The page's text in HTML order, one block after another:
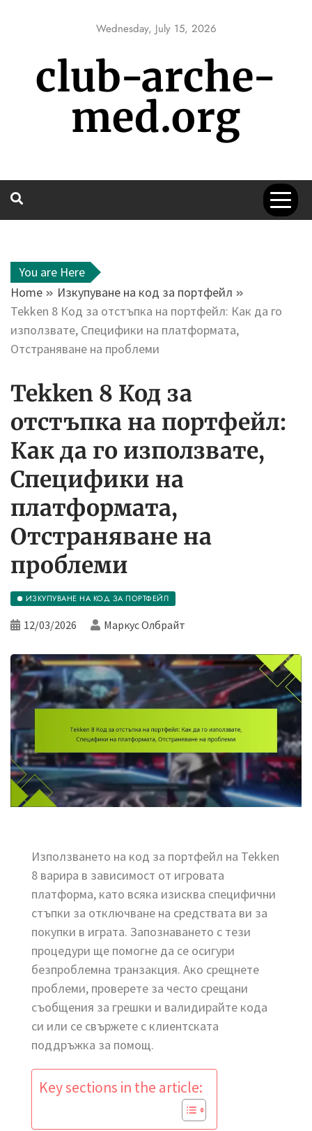
Wednesday, July 15, 2026
club-arche-
med.org
You are Here
Home
Изкупуване на код за портфейл
Tekken 8 Код за отстъпка на портфейл: Как да го
използвате, Специфики на платформата,
Отстраняване на проблеми
Tekken 8 Код за
отстъпка на портфейл:
Как да го използвате,
Специфики на
платформата,
Отстраняване на
проблеми
ИЗКУПУВАНЕ НА КОД ЗА ПОРТФЕЙЛ
12/03/2026 Маркус Олбрайт
Използването на код за портфейл на Tekken
8 варира в зависимост от игровата
платформа, като всяка изисква специфични
стъпки за отключване на средствата ви за
покупки в играта. Запознаването с тези
процедури ще помогне да се осигури
безпроблемна транзакция. Ако срещнете
проблеми, проверете за често срещани
съобщения за грешки и валидирайте кода
си или се свържете с клиентската
поддръжка за помощ.
Key sections in the article: